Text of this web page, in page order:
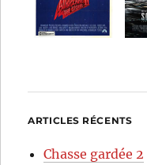
ARTICLES RÉCENTS
Chasse gardée 2